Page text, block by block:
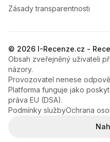
Zásady transparentnosti
© 2026 I-Recenze.cz -
Obsah zveřejněný uživateli
názory.
Provozovatel nenese
Platforma funguje jako
práva EU (DSA).
Podmínky službyOchrana